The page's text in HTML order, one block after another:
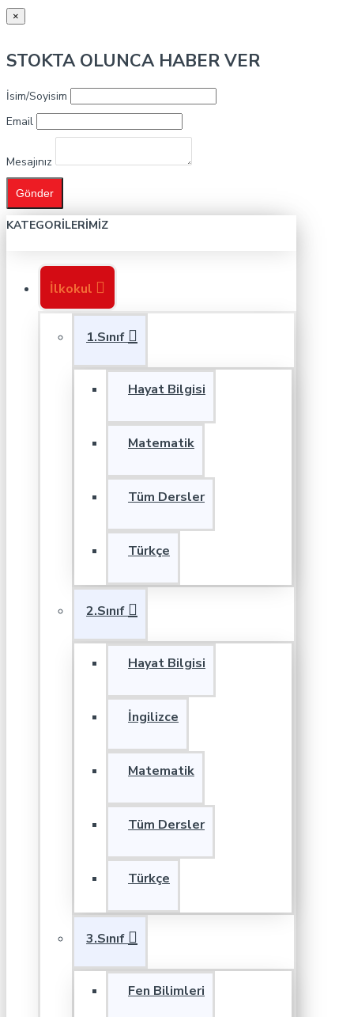
×
STOKTA OLUNCA HABER VER
İsim/Soyisim
Email
Mesajınız
Gönder
KATEGORILERIMIZ
İlkokul
1.Sınıf
Hayat Bilgisi
Matematik
Tüm Dersler
Türkçe
2.Sınıf
Hayat Bilgisi
İngilizce
Matematik
Tüm Dersler
Türkçe
3.Sınıf
Fen Bilimleri